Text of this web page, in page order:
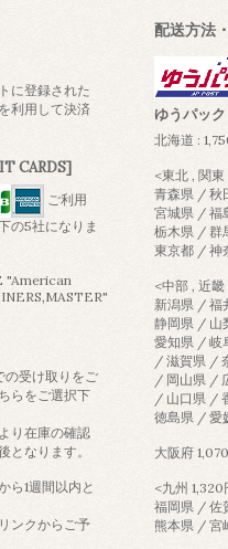
に登録された
利用して決済
CARDS]
ご利用
の5社になりま
"American
受け取りをご
らをご選択下
り在庫の確認
となります。
ら1週間以内と
ンクからご予
配送方法
ゆうパック
北海道 :
<東北 , 関
青森県 / 秋
宮城県 / 福
栃木県 / 群
東京都 / 神
<中部 , 近畿
新潟県 /
静岡県 / 山
愛知県 / 岐
/ 滋賀県 /
/ 岡山県 /
/ 山口県 /
徳島県 / 愛
大阪府
<九州 1,320
福岡県 / 佐
熊本県 / 宮